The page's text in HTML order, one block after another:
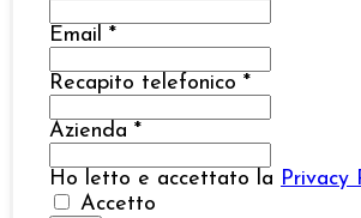
Email *
Recapito telefonico *
Azienda *
Ho letto e accettato la Privacy
Accetto